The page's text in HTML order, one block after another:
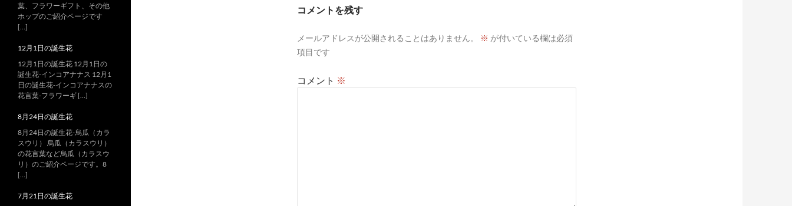
ョ
コメントを残す
メールアドレスが公開されることはありません。 ※ が付いている欄は必須
項目です
コメント ※
葉、フラワーギフト、その他
ホップのご紹介ページです
[…]
12月1日の誕生花
12月1日の誕生花 12月1日の
誕生花-インコアナナス 12月1
日の誕生花-インコアナナスの
花言葉-フラワーギ […]
8月24日の誕生花
8月24日の誕生花-烏瓜（カラ
スウリ） 烏瓜（カラスウリ）
の花言葉など烏瓜（カラスウ
リ）のご紹介ページです。8
[…]
7月21日の誕生花